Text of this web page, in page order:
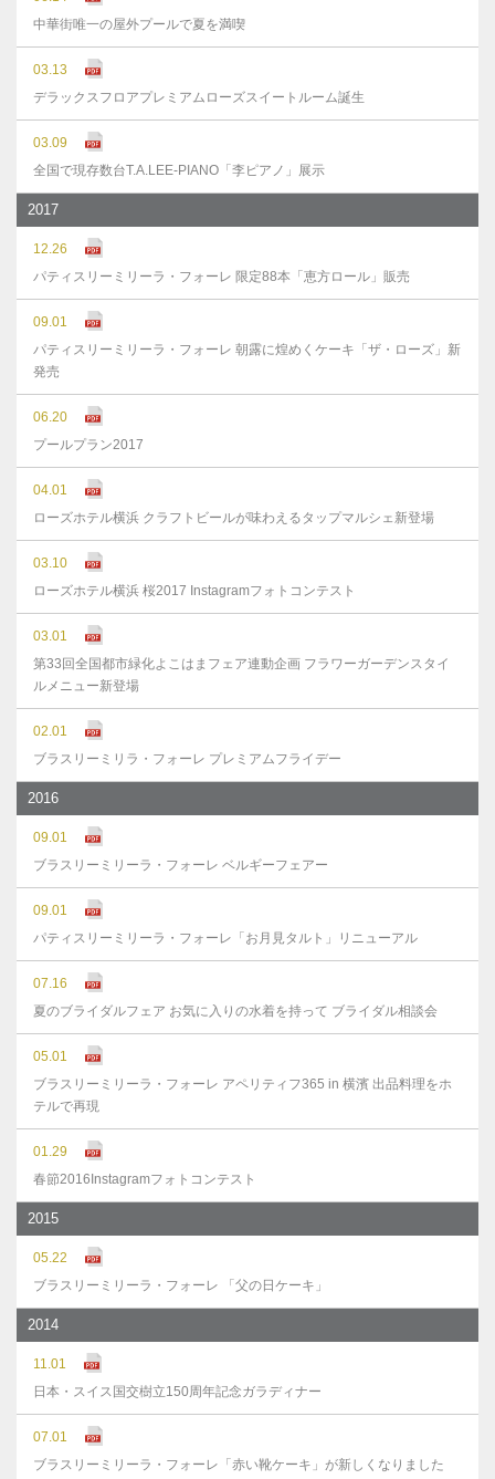
中華街唯一の屋外プールで夏を満喫
03.13
デラックスフロアプレミアムローズスイートルーム誕生
03.09
全国で現存数台T.A.LEE-PIANO「李ピアノ」展示
2017
12.26
パティスリーミリーラ・フォーレ 限定88本「恵方ロール」販売
09.01
パティスリーミリーラ・フォーレ 朝露に煌めくケーキ「ザ・ローズ」新
発売
06.20
プールプラン2017
04.01
ローズホテル横浜 クラフトビールが味わえるタップマルシェ新登場
03.10
ローズホテル横浜 桜2017 Instagramフォトコンテスト
03.01
第33回全国都市緑化よこはまフェア連動企画 フラワーガーデンスタイ
ルメニュー新登場
02.01
ブラスリーミリラ・フォーレ プレミアムフライデー
2016
09.01
ブラスリーミリーラ・フォーレ ベルギーフェアー
09.01
パティスリーミリーラ・フォーレ「お月見タルト」リニューアル
07.16
夏のブライダルフェア お気に入りの水着を持って ブライダル相談会
05.01
ブラスリーミリーラ・フォーレ アペリティフ365 in 横濱 出品料理をホ
テルで再現
01.29
春節2016Instagramフォトコンテスト
2015
05.22
ブラスリーミリーラ・フォーレ 「父の日ケーキ」
2014
11.01
日本・スイス国交樹立150周年記念ガラディナー
07.01
ブラスリーミリーラ・フォーレ「赤い靴ケーキ」が新しくなりました